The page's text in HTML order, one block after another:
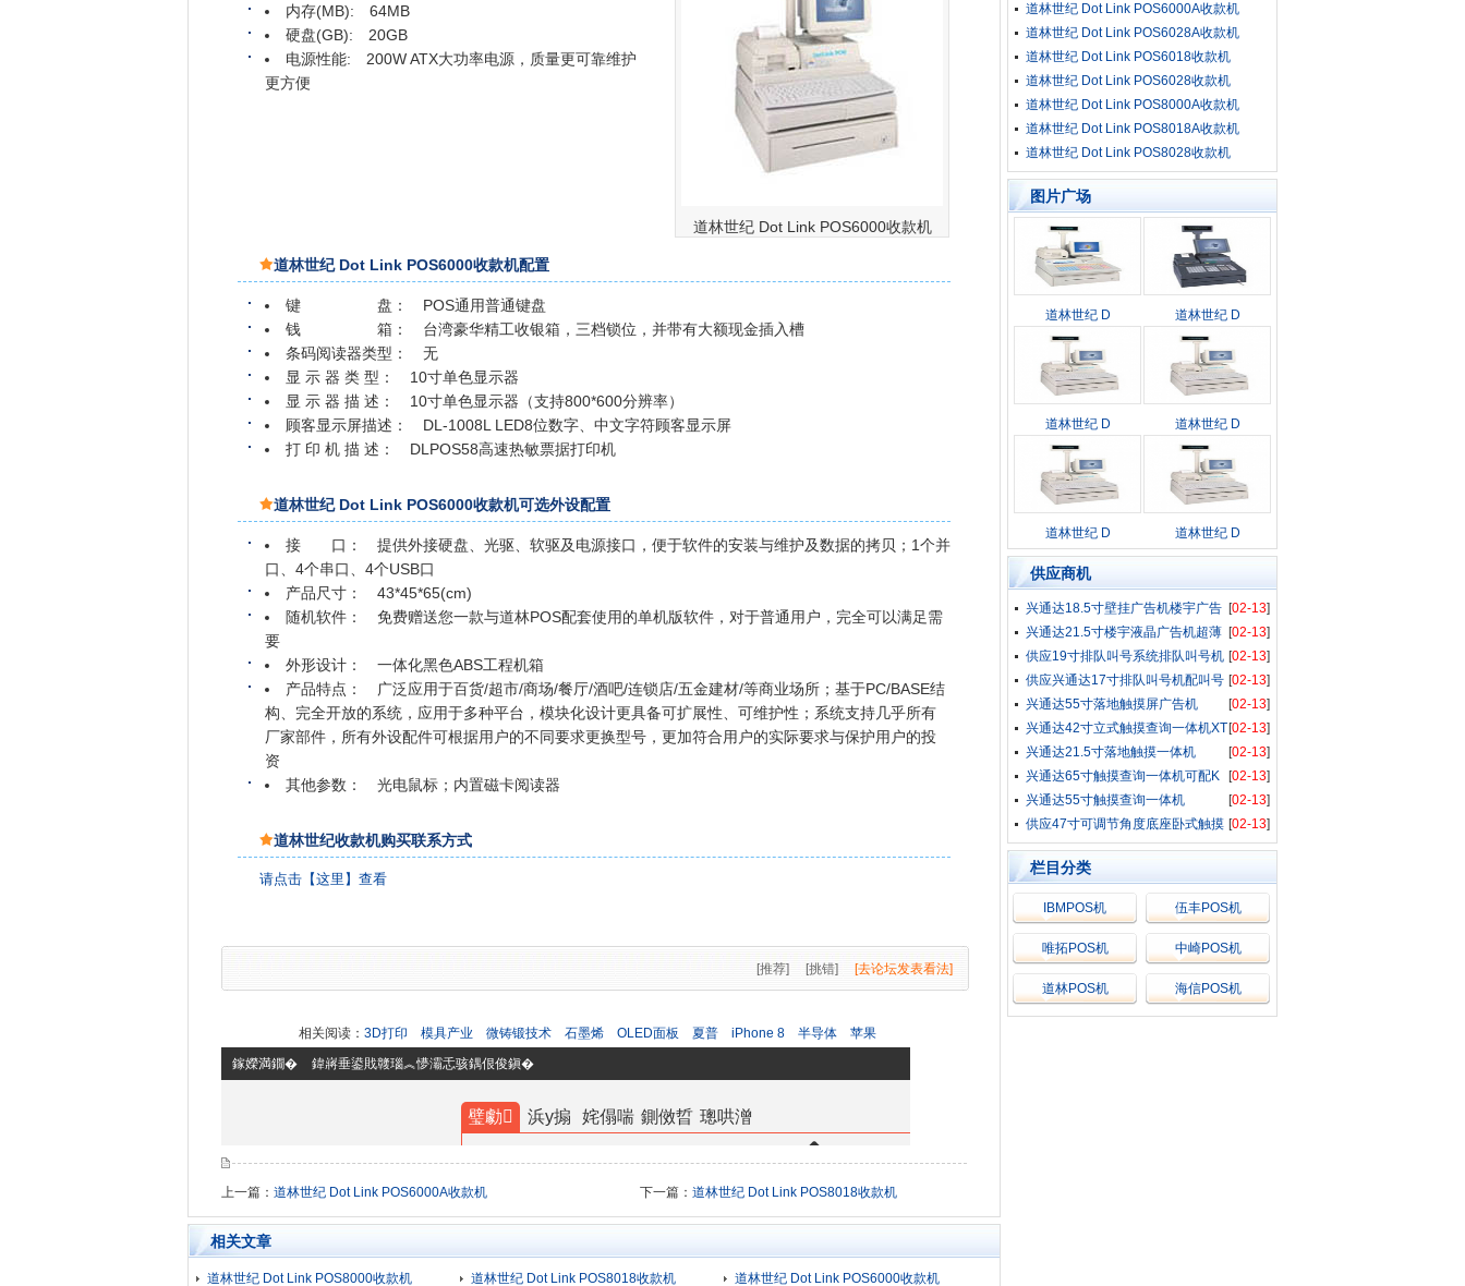
内存(MB): 64MB
硬盘(GB): 20GB
电源性能: 200W ATX大功率电源，质量更可靠维护
更方便
道林世纪 Dot Link POS6000收款机
道林世纪 Dot Link POS6000收款机配置
键 盘： POS通用普通键盘
钱 箱： 台湾豪华精工收银箱，三档锁位，并带有大额现金插入槽
条码阅读器类型： 无
显 示 器 类 型： 10寸单色显示器
显 示 器 描 述： 10寸单色显示器（支持800*600分辨率）
顾客显示屏描述： DL-1008L LED8位数字、中文字符顾客显示屏
打 印 机 描 述： DLPOS58高速热敏票据打印机
道林世纪 Dot Link POS6000收款机可选外设配置
接 口： 提供外接硬盘、光驱、软驱及电源接口，便于软件的安装与维护及数据的拷贝；1个并
口、4个串口、4个USB口
产品尺寸： 43*45*65(cm)
随机软件： 免费赠送您一款与道林POS配套使用的单机版软件，对于普通用户，完全可以满足需
要
外形设计： 一体化黑色ABS工程机箱
产品特点： 广泛应用于百货/超市/商场/餐厅/酒吧/连锁店/五金建材/等商业场所；基于PC/BASE结
构、完全开放的系统，应用于多种平台，模块化设计更具备可扩展性、可维护性；系统支持几乎所有
厂家部件，所有外设配件可根据用户的不同要求更换型号，更加符合用户的实际要求与保护用户的投
资
其他参数： 光电鼠标；内置磁卡阅读器
道林世纪收款机购买联系方式
请点击【这里】查看
[推荐] [挑错] [去论坛发表看法]
相关阅读： 3D打印 模具产业 微铸锻技术 石墨烯 OLED面板 夏普 iPhone 8 半导体 苹果
上一篇： 道林世纪 Dot Link POS6000A收款机 下一篇： 道林世纪 Dot Link POS8018收款机
相关文章
道林世纪 Dot Link POS8000收款机 道林世纪 Dot Link POS8018收款机 道林世纪 Dot Link POS6000收款机
道林世纪 Dot Link POS6000A收款机
道林世纪 Dot Link POS6028A收款机
道林世纪 Dot Link POS6018收款机
道林世纪 Dot Link POS6028收款机
道林世纪 Dot Link POS8000A收款机
道林世纪 Dot Link POS8018A收款机
道林世纪 Dot Link POS8028收款机
图片广场
道林世纪 D 道林世纪 D
道林世纪 D 道林世纪 D
道林世纪 D 道林世纪 D
供应商机
[02-13]
兴通达18.5寸壁挂广告机楼宇广告
[02-13]
兴通达21.5寸楼宇液晶广告机超薄
[02-13]
供应19寸排队叫号系统排队叫号机
[02-13]
供应兴通达17寸排队叫号机配叫号
[02-13]
兴通达55寸落地触摸屏广告机
XTD5
[02-13]
兴通达42寸立式触摸查询一体机XT
[02-13]
兴通达21.5寸落地触摸一体机
[02-13]
兴通达65寸触摸查询一体机可配K
[02-13]
兴通达55寸触摸查询一体机
XTD550
[02-13]
供应47寸可调节角度底座卧式触摸
栏目分类
IBMPOS机 伍丰POS机
唯拓POS机 中崎POS机
道林POS机 海信POS机